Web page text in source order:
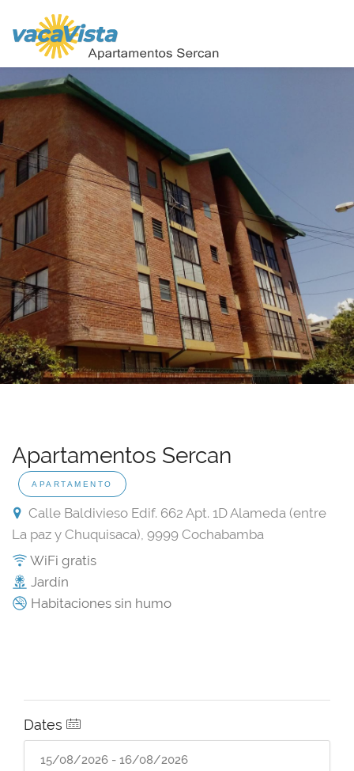
Apartamentos Sercan
APARTAMENTO
Calle Baldivieso Edif. 662 Apt. 1D Alameda (entre
La paz y Chuquisaca), 9999 Cochabamba
WiFi gratis
Jardín
Habitaciones sin humo
Dates